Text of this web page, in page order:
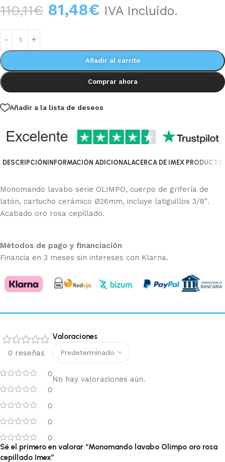
110,11€ 81,48€ IVA Incluido.
Añadir al carrito
Comprar ahora
Añadir a la lista de deseos
DESCRIPCIÓN INFORMACIÓN ADICIONALACERCA DE IMEX PRODUCTS
Monomando lavabo serie OLIMPO, cuerpo de grifería de
latón, cartucho cerámico Ø26mm, incluye latiguillos 3/8″.
Acabado oro rosa cepillado.
Métodos de pago y financiación
Financia en 3 meses sin intereses con Klarna.
0 reseñas
0
0
0
0
0
Valoraciones
No hay valoraciones aún.
Sé el primero en valorar “Monomando lavabo Olimpo oro rosa
cepillado Imex”